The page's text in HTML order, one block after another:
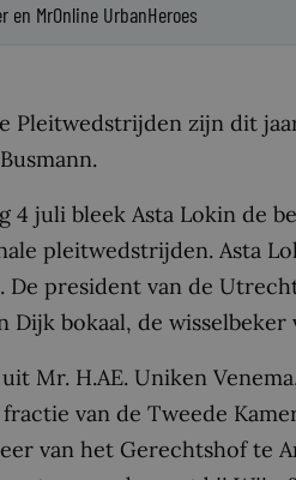
en MrOnline UrbanHeroes
Pleitwedstrijden zijn dit
4 juli bleek Asta Lokin de
pleitwedstrijden. Asta
De president van de
Dijk bokaal, de
Mr. H.AE. Uniken
van de Tweede
van het Gerechtshof te